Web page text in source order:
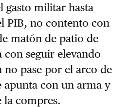
gasto militar hasta
PIB, no contento con
matón de patio de
con seguir elevando
no pase por el arco de
apunta con un arma y
la compres.